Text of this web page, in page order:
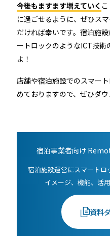
今後もますます増えていく
に過ごせるように、ぜひス
だければ幸いです。宿泊施
ートロックのようなICT技術
よ！
店舗や宿泊施設でのスマー
めておりますので、ぜひダ
宿泊事業者向け
宿泊施設運営にスマート
イメージ、機能、活
資料